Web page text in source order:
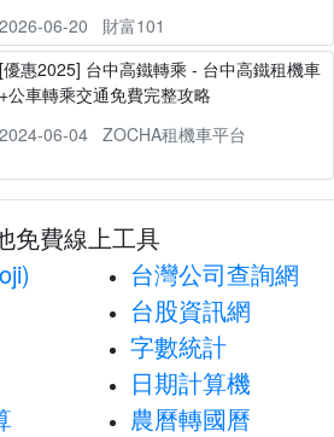
2026-06-20
財富101
[優惠2025] 台中高鐵轉乘 - 台中高鐵租機車
+公車轉乘交通免費完整攻略
2024-06-04
ZOCHA租機車平台
免費線上工具
台灣公司查詢網
台股資訊網
字數統計
日期計算機
農曆轉國曆